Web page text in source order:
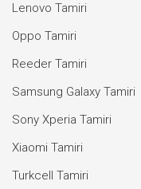
Lenovo Tamiri
Oppo Tamiri
Reeder Tamiri
Samsung Galaxy Tamiri
Sony Xperia Tamiri
Xiaomi Tamiri
Turkcell Tamiri